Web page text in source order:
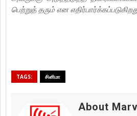
பெற்றுத் தரும் என
TAGS: சினிமா
About